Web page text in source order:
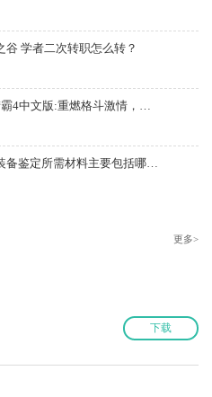
学者二次转职怎么转？
超级街霸4中文版,超级街霸4中文版:重燃格斗激情，再现经典对决!
西游斗神,《西游斗神》装备鉴定所需材料主要包括哪些？--5676页游资讯
更多>
下载